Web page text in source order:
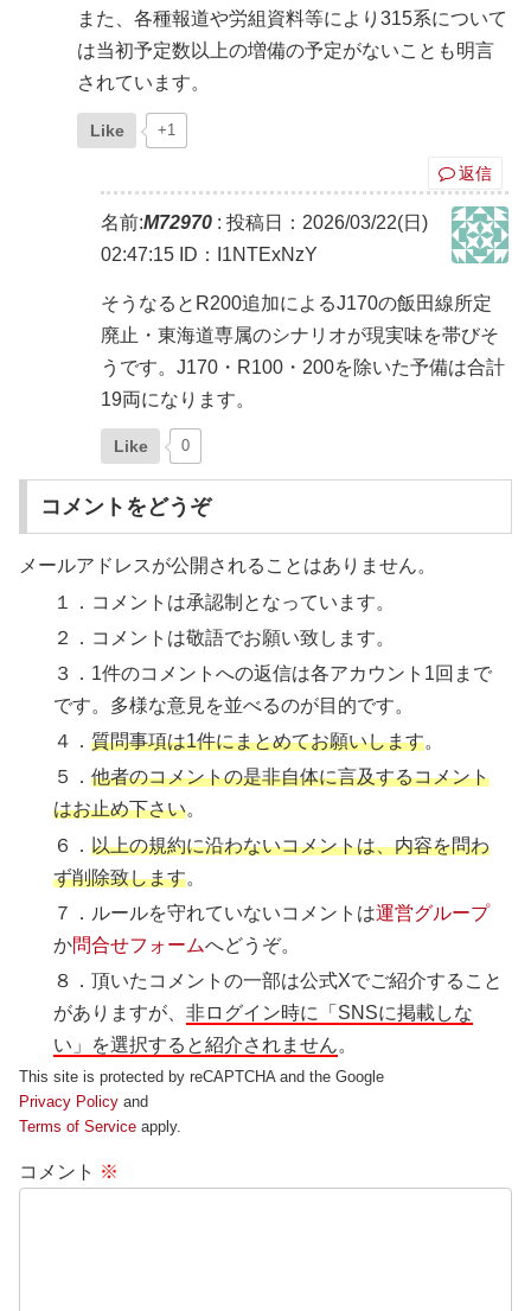
また、各種報道や労組資料等により315系について
は当初予定数以上の増備の予定がないことも明言
されています。
Like +1
返信
名前:M72970 : 投稿日：2026/03/22(日)
02:47:15 ID：I1NTExNzY
そうなるとR200追加によるJ170の飯田線所定
廃止・東海道専属のシナリオが現実味を帯びそ
うです。J170・R100・200を除いた予備は合計
19両になります。
Like 0
コメントをどうぞ
メールアドレスが公開されることはありません。
１．コメントは承認制となっています。
２．コメントは敬語でお願い致します。
３．1件のコメントへの返信は各アカウント1回まで
です。多様な意見を並べるのが目的です。
４．質問事項は1件にまとめてお願いします。
５．他者のコメントの是非自体に言及するコメント
はお止め下さい。
６．以上の規約に沿わないコメントは、内容を問わ
ず削除致します。
７．ルールを守れていないコメントは運営グループ
か問合せフォームへどうぞ。
８．頂いたコメントの一部は公式Xでご紹介すること
がありますが、非ログイン時に「SNSに掲載しな
い」を選択すると紹介されません。
This site is protected by reCAPTCHA and the Google
Privacy Policy and
Terms of Service apply.
コメント ※